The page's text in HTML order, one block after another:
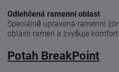
Odlehčená ramenní oblast
Speciálně upravená ramenní
oblasti ramen a zvyšuje
Potah BreakPoint